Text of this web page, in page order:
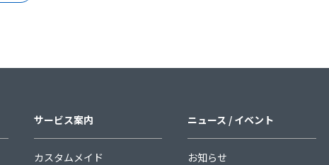
サービス案内
カスタムメイド
ニュース / イベント
お知らせ